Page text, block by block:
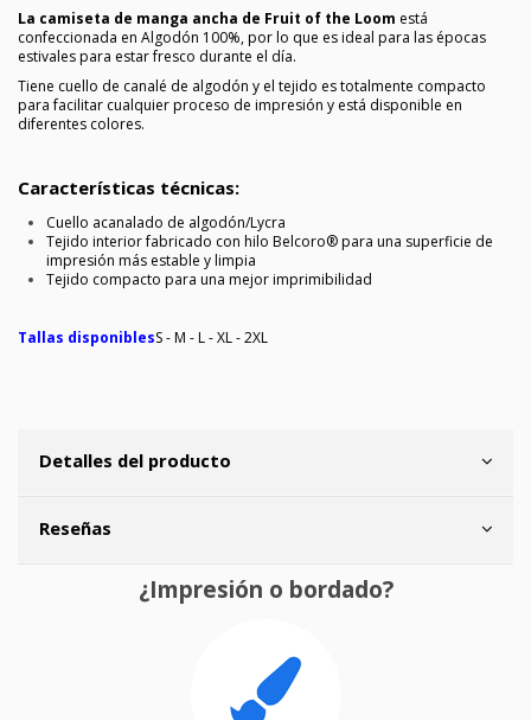
La camiseta de manga ancha de Fruit of the Loom está
confeccionada en Algodón 100%, por lo que es ideal para las épocas
estivales para estar fresco durante el día.
Tiene cuello de canalé de algodón y el tejido es totalmente compacto
para facilitar cualquier proceso de impresión y está disponible en
diferentes colores.
Características técnicas:
Cuello acanalado de algodón/Lycra
Tejido interior fabricado con hilo Belcoro® para una superficie de
impresión más estable y limpia
Tejido compacto para una mejor imprimibilidad
Tallas disponiblesS - M - L - XL - 2XL
Detalles del producto
Reseñas
¿Impresión o bordado?